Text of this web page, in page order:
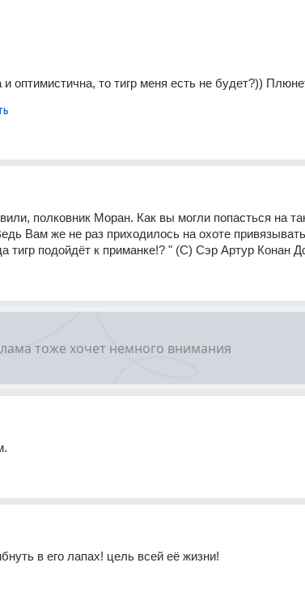
оптимистична, то тигр меня есть не будет?))
полковник Моран. Как вы могли попасться на
Вам же не раз приходилось на охоте
тигр подойдёт к приманке!? " (С) Сэр Артур Конан
в его лапах! цель всей её жизни!